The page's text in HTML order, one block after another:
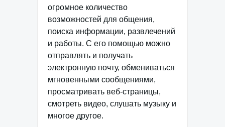
огромное количество
возможностей для общения,
поиска информации, развлечений
и работы. С его помощью можно
отправлять и получать
электронную почту, обмениваться
мгновенными сообщениями,
просматривать веб-страницы,
смотреть видео, слушать музыку и
многое другое.